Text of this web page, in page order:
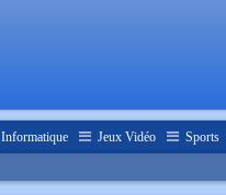
Informatique Jeux Vidéo Sports